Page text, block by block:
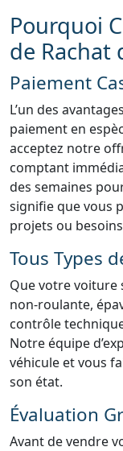
Pourquoi
de Rachat
Paiement
L’un des
paiement en
acceptez notre
comptant
des semaines
signifie que vous
projets ou
Tous Types
Que votre voiture
non-roulante,
contrôle
Notre équipe
véhicule et vous
son état.
Évaluation
Avant de vendre